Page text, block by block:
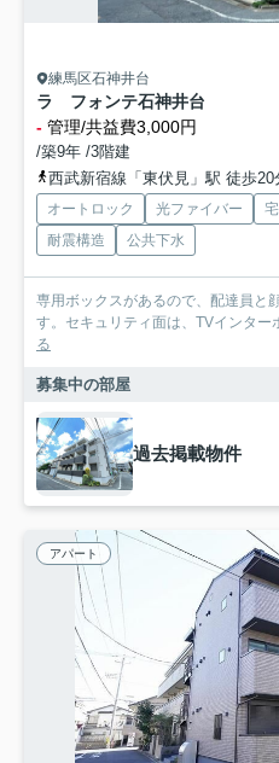
練馬区石神井台
ラ フォンテ石神井台
- 管理/共益費3,000円
/築9年 /3階建
西武新宿線「東伏見」駅 徒歩20
オートロック 光ファイバー
耐震構造
公共下水
専用ボックスがあるので、配達員と
す。セキュリティ面は、TVインター
る
募集中の部屋
過去掲載物件
アパート